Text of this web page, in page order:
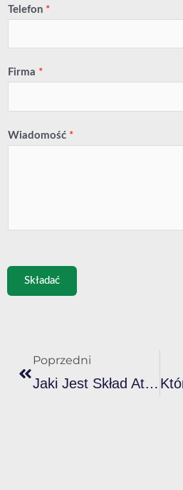
Telefon *
Firma *
Wiadomość *
Składać
Poprzedni
Jaki Jest Skład Atramentu Odblaskowego Plastisol?